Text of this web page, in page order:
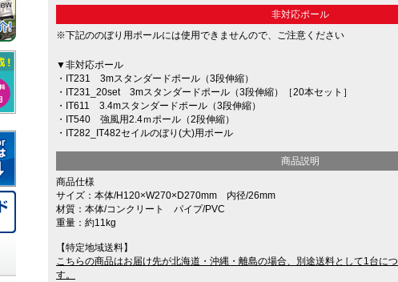
非対応ポール
※下記ののぼり用ポールには使用できませんので、ご注意ください
▼非対応ポール
・IT231 3mスタンダードポール（3段伸縮）
・IT231_20set 3mスタンダードポール（3段伸縮）［20本セット］
・IT611 3.4mスタンダードポール（3段伸縮）
・IT540 強風用2.4ｍポール（2段伸縮）
・IT282_IT482セイルのぼり(大)用ポール
商品説明
商品仕様
サイズ：本体/H120×W270×D270mm 内径/26mm
材質：本体/コンクリート パイプ/PVC
重量：約11kg
【特定地域送料】
こちらの商品はお届け先が北海道・沖縄・離島の場合、別途送料として1台に
す。